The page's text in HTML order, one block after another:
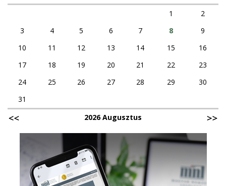
1
2
3
4 5 6 7 8
9
10
11 12 13 14 15
16
17
18 19 20 21 22
23
24
25 26 27 28 29
30
31
2026 Augusztus